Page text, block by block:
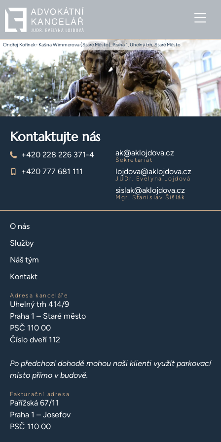
Ondřej Kořínek- Kašna Wimmerova (Staré Město), Praha 1, Uhelný trh, Staré Město
Kontaktujte nás
+420 228 226 371-4
+420 777 681 111
ak@aklojdova.cz
Sekretariát
lojdova@aklojdova.cz
JUDr. Evelyna Lojdová
sislak@aklojdova.cz
Mgr. Stanislav Šišlák
O nás
Služby
Náš tým
Kontakt
Adresa kanceláře
Uhelný trh 414/9
Praha 1 – Staré město
PSČ 110 00
Číslo dveří 112
Po předchozí dohodě mohou naši klienti využít parkovací
místo přímo v budově.
Fakturační adresa
Pařížská 67/11
Praha 1 – Josefov
PSČ 110 00